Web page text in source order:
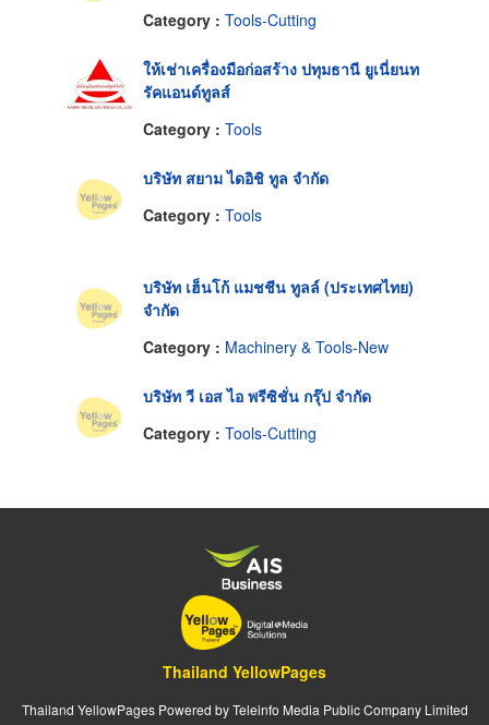
Category : Tools-Cutting
ให้เช่าเครื่องมือก่อสร้าง ปทุมธานี ยูเนี่ยนท
รัคแอนด์ทูลส์
Category : Tools
บริษัท สยาม ไดอิชิ ทูล จำกัด
Category : Tools
บริษัท เฮ็นโก้ แมชชีน ทูลล์ (ประเทศไทย)
จำกัด
Category : Machinery & Tools-New
บริษัท วี เอส ไอ พรีซิชั่น กรุ๊ป จำกัด
Category : Tools-Cutting
Thailand YellowPages
Thailand YellowPages Powered by Teleinfo Media Public Company Limited